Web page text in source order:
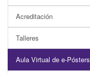
Acreditación
Talleres
Aula Virtual de e-Pósters